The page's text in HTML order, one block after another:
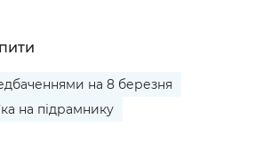
на 8 березня
на підрамнику